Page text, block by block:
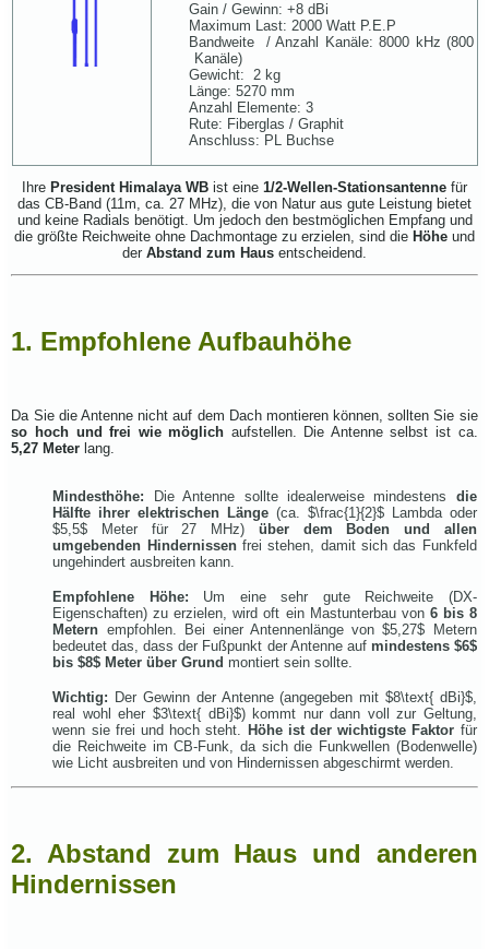
Gain / Gewinn: +8 dBi
Maximum Last: 2000 Watt P.E.P
Bandweite / Anzahl Kanäle: 8000 kHz (800
Kanäle)
Gewicht: 2 kg
Länge: 5270 mm
Anzahl Elemente: 3
Rute: Fiberglas / Graphit
Anschluss: PL Buchse
Ihre President Himalaya WB ist eine 1/2-Wellen-Stationsantenne für
das CB-Band (11m, ca. 27 MHz), die von Natur aus gute Leistung bietet
und keine Radials benötigt. Um jedoch den bestmöglichen Empfang und
die größte Reichweite ohne Dachmontage zu erzielen, sind die Höhe und
der Abstand zum Haus entscheidend.
1. Empfohlene Aufbauhöhe
Da Sie die Antenne nicht auf dem Dach montieren können, sollten Sie sie
so hoch und frei wie möglich aufstellen. Die Antenne selbst ist ca.
5,27 Meter lang.
Mindesthöhe: Die Antenne sollte idealerweise mindestens die
Hälfte ihrer elektrischen Länge (ca. $\frac{1}{2}$Lambda oder
$5,5$ Meter für 27 MHz) über dem Boden und allen
umgebenden Hindernissenfrei stehen, damit sich das Funkfeld
ungehindert ausbreiten kann.
Empfohlene Höhe: Um eine sehr gute Reichweite (DX-
Eigenschaften) zu erzielen, wird oft ein Mastunterbau von 6 bis 8
Metern empfohlen. Bei einer Antennenlänge von$5,27$ Metern
bedeutet das, dass der Fußpunkt der Antenne auf mindestens $6$
bis$8$ Meter über Grund montiert sein sollte.
Wichtig: Der Gewinn der Antenne (angegeben mit $8\text{ dBi}$,
real wohl eher $3\text{ dBi}$) kommt nur dann voll zur Geltung,
wenn sie frei und hoch steht.
Höhe ist der wichtigste Faktor für
die Reichweite im CB-Funk, da sich die Funkwellen (Bodenwelle)
wie Licht ausbreiten und von Hindernissen abgeschirmt werden.
2. Abstand zum Haus und anderen
Hindernissen